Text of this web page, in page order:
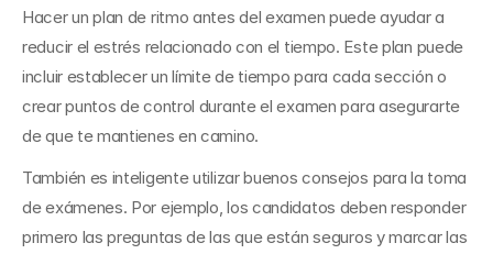
Hacer un plan de ritmo antes del examen puede ayudar a
reducir el estrés relacionado con el tiempo. Este plan puede
incluir establecer un límite de tiempo para cada sección o
crear puntos de control durante el examen para asegurarte
de que te mantienes en camino.
También es inteligente utilizar buenos consejos para la toma
de exámenes. Por ejemplo, los candidatos deben responder
primero las preguntas de las que están seguros y marcar las